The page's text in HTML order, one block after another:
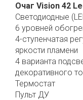
Очаг Vision 42
Светодиодные
6 уровней
4-ступенчатая
яркости пламени
4 варианта
декоративного
Термостат
Пульт ДУ